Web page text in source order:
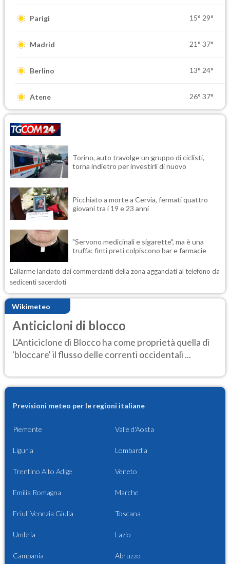
Parigi 15° 29°
Madrid 21° 37°
Berlino 13° 24°
Atene 26° 37°
Torino, auto travolge un gruppo di ciclisti,
torna indietro per investirli di nuovo
Picchiato a morte a Cervia, fermati quattro
giovani tra i 19 e 23 anni
"Servono medicinali e sigarette", ma è una
truffa: finti preti colpiscono bar e farmacie
L'allarme lanciato dai commercianti della zona agganciati al telefono da
sedicenti sacerdoti
Wikimeteo
Anticicloni di blocco
L'Anticiclone di Blocco ha come proprietà quella di
'bloccare' il flusso delle correnti occidentali ...
Previsioni meteo per le regioni italiane
Piemonte Valle d'Aosta
Liguria Lombardia
Trentino Alto Adige Veneto
Emilia Romagna Marche
Friuli Venezia Giulia Toscana
Umbria Lazio
Campania Abruzzo